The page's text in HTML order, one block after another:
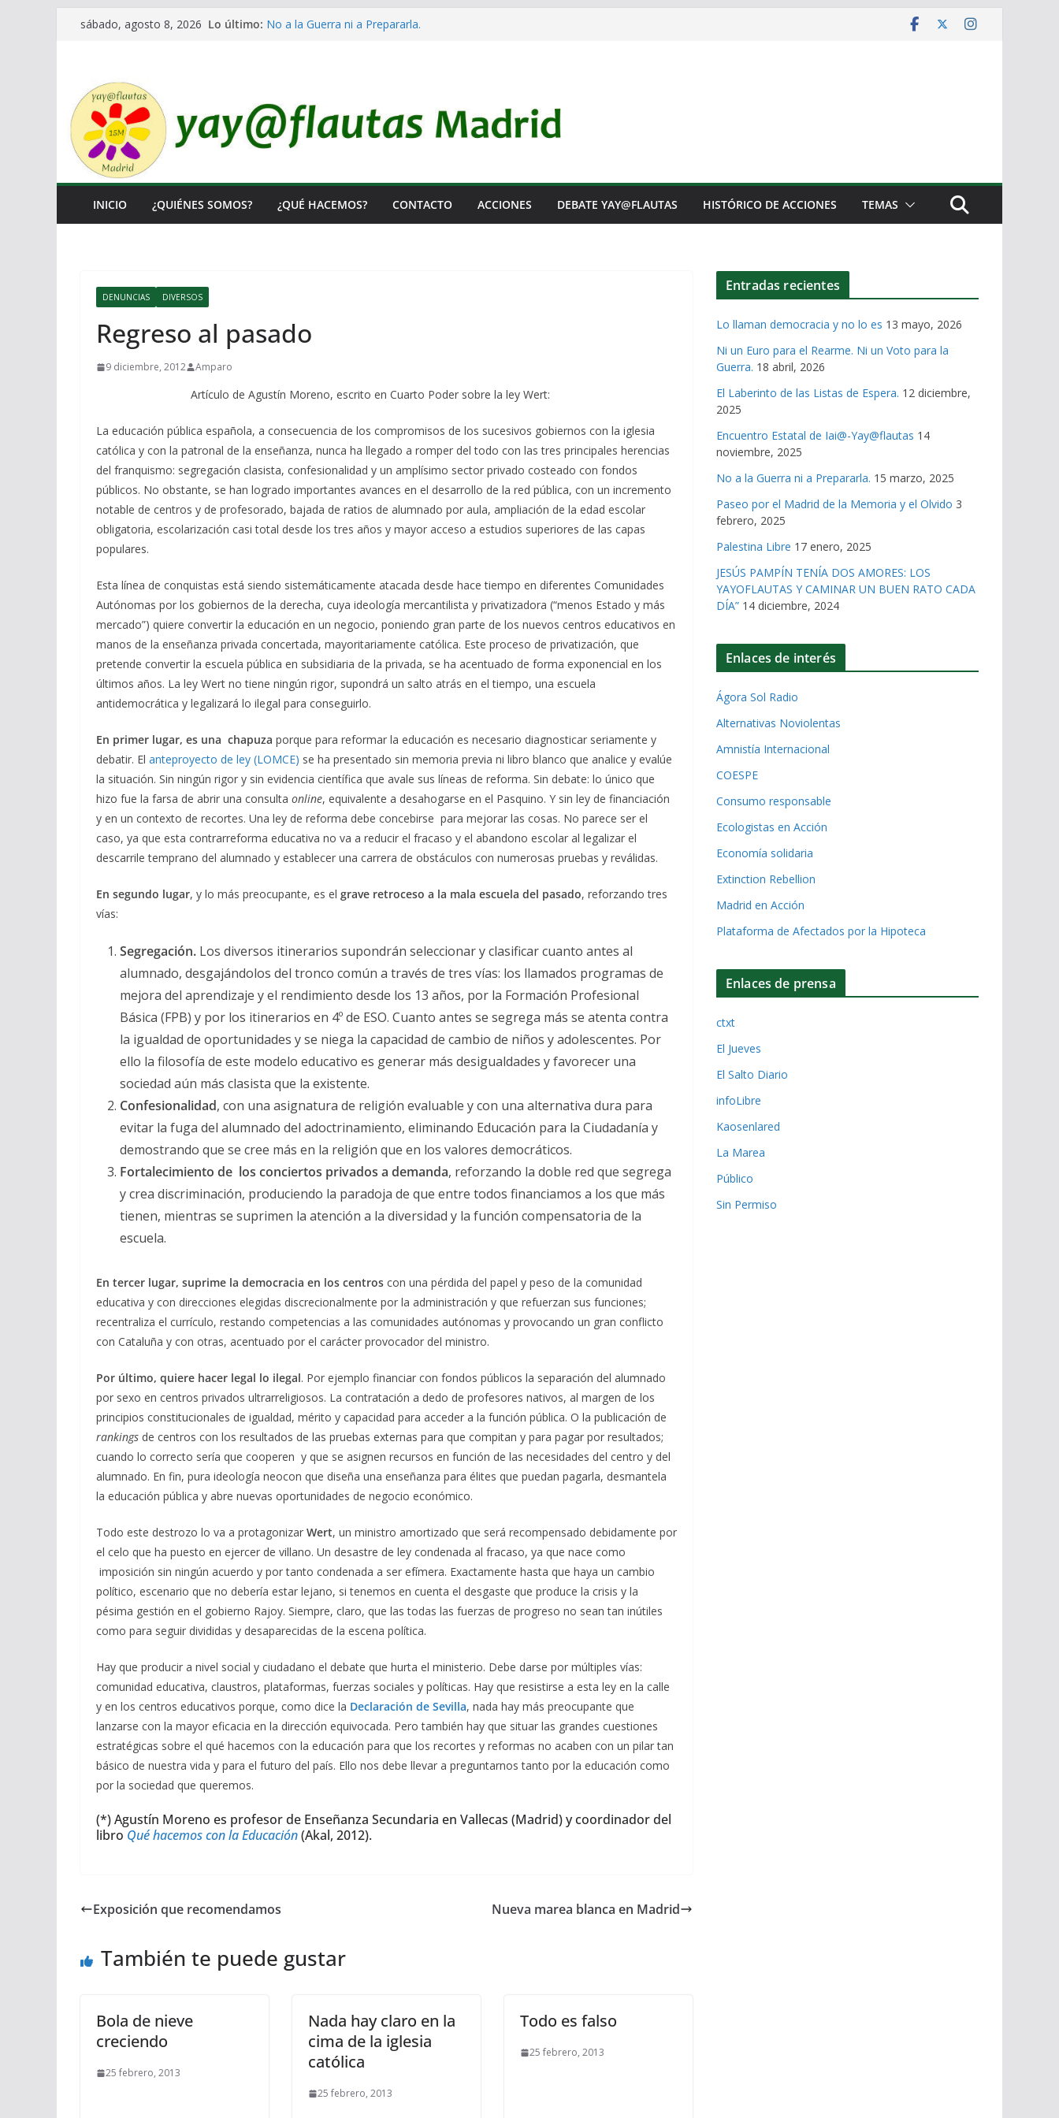
Saltarsábado, agosto 8, 2026 Lo último: No a la Guerra ni a Prepararla.
INICIO ¿QUIÉNES SOMOS? ¿QUÉ HACEMOS? CONTACTO ACCIONES DEBATE YAY@FLAUTAS HISTÓRICO DE ACCIONES TEMAS
DENUNCIAS DIVERSOS
Regreso al pasado
9 diciembre, 2012 Amparo
Artículo de Agustín Moreno, escrito en Cuarto Poder sobre la ley Wert:
La educación pública española, a consecuencia de los compromisos de los sucesivos gobiernos con la iglesia
católica y con la patronal de la enseñanza, nunca ha llegado a romper del todo con las tres principales herencias
del franquismo: segregación clasista, confesionalidad y un amplísimo sector privado costeado con fondos
públicos. No obstante, se han logrado importantes avances en el desarrollo de la red pública, con un incremento
notable de centros y de profesorado, bajada de ratios de alumnado por aula, ampliación de la edad escolar
obligatoria, escolarización casi total desde los tres años y mayor acceso a estudios superiores de las capas
populares.
Esta línea de conquistas está siendo sistemáticamente atacada desde hace tiempo en diferentes Comunidades
Autónomas por los gobiernos de la derecha, cuya ideología mercantilista y privatizadora (“menos Estado y más
mercado”) quiere convertir la educación en un negocio, poniendo gran parte de los nuevos centros educativos en
manos de la enseñanza privada concertada, mayoritariamente católica. Este proceso de privatización, que
pretende convertir la escuela pública en subsidiaria de la privada, se ha acentuado de forma exponencial en los
últimos años. La ley Wert no tiene ningún rigor, supondrá un salto atrás en el tiempo, una escuela
antidemocrática y legalizará lo ilegal para conseguirlo.
En primer lugar, es una chapuza porque para reformar la educación es necesario diagnosticar seriamente y
debatir. El anteproyecto de ley (LOMCE) se ha presentado sin memoria previa ni libro blanco que analice y evalúe
la situación. Sin ningún rigor y sin evidencia científica que avale sus líneas de reforma. Sin debate: lo único que
hizo fue la farsa de abrir una consulta online, equivalente a desahogarse en el Pasquino. Y sin ley de financiación
y en un contexto de recortes. Una ley de reforma debe concebirse para mejorar las cosas. No parece ser el
caso, ya que esta contrarreforma educativa no va a reducir el fracaso y el abandono escolar al legalizar el
descarrile temprano del alumnado y establecer una carrera de obstáculos con numerosas pruebas y reválidas.
En segundo lugar, y lo más preocupante, es el grave retroceso a la mala escuela del pasado, reforzando tres
vías:
Segregación. Los diversos itinerarios supondrán seleccionar y clasificar cuanto antes al
alumnado, desgajándolos del tronco común a través de tres vías: los llamados programas de
mejora del aprendizaje y el rendimiento desde los 13 años, por la Formación Profesional
Básica (FPB) y por los itinerarios en 4º de ESO. Cuanto antes se segrega más se atenta contra
la igualdad de oportunidades y se niega la capacidad de cambio de niños y adolescentes. Por
ello la filosofía de este modelo educativo es generar más desigualdades y favorecer una
sociedad aún más clasista que la existente.
Confesionalidad, con una asignatura de religión evaluable y con una alternativa dura para
evitar la fuga del alumnado del adoctrinamiento, eliminando Educación para la Ciudadanía y
demostrando que se cree más en la religión que en los valores democráticos.
Fortalecimiento de los conciertos privados a demanda, reforzando la doble red que segrega
y crea discriminación, produciendo la paradoja de que entre todos financiamos a los que más
tienen, mientras se suprimen la atención a la diversidad y la función compensatoria de la
escuela.
En tercer lugar, suprime la democracia en los centros con una pérdida del papel y peso de la comunidad
educativa y con direcciones elegidas discrecionalmente por la administración y que refuerzan sus funciones;
recentraliza el currículo, restando competencias a las comunidades autónomas y provocando un gran conflicto
con Cataluña y con otras, acentuado por el carácter provocador del ministro.
Por último, quiere hacer legal lo ilegal. Por ejemplo financiar con fondos públicos la separación del alumnado
por sexo en centros privados ultrarreligiosos. La contratación a dedo de profesores nativos, al margen de los
principios constitucionales de igualdad, mérito y capacidad para acceder a la función pública. O la publicación de
rankings de centros con los resultados de las pruebas externas para que compitan y para pagar por resultados;
cuando lo correcto sería que cooperen y que se asignen recursos en función de las necesidades del centro y del
alumnado. En fin, pura ideología neocon que diseña una enseñanza para élites que puedan pagarla, desmantela
la educación pública y abre nuevas oportunidades de negocio económico.
Todo este destrozo lo va a protagonizar Wert, un ministro amortizado que será recompensado debidamente por
el celo que ha puesto en ejercer de villano. Un desastre de ley condenada al fracaso, ya que nace como
imposición sin ningún acuerdo y por tanto condenada a ser efímera. Exactamente hasta que haya un cambio
político, escenario que no debería estar lejano, si tenemos en cuenta el desgaste que produce la crisis y la
pésima gestión en el gobierno Rajoy. Siempre, claro, que las todas las fuerzas de progreso no sean tan inútiles
como para seguir divididas y desaparecidas de la escena política.
Hay que producir a nivel social y ciudadano el debate que hurta el ministerio. Debe darse por múltiples vías:
comunidad educativa, claustros, plataformas, fuerzas sociales y políticas. Hay que resistirse a esta ley en la calle
y en los centros educativos porque, como dice la Declaración de Sevilla, nada hay más preocupante que
lanzarse con la mayor eficacia en la dirección equivocada. Pero también hay que situar las grandes cuestiones
estratégicas sobre el qué hacemos con la educación para que los recortes y reformas no acaben con un pilar tan
básico de nuestra vida y para el futuro del país. Ello nos debe llevar a preguntarnos tanto por la educación como
por la sociedad que queremos.
(*) Agustín Moreno es profesor de Enseñanza Secundaria en Vallecas (Madrid) y coordinador del
libro Qué hacemos con la Educación(Akal, 2012).
Exposición que recomendamos Nueva marea blanca en Madrid
También te puede gustar
Bola de nieve
creciendo
25 febrero, 2013
Nada hay claro en la
cima de la iglesia
católica
25 febrero, 2013
Todo es falso
25 febrero, 2013
Entradas recientes
Lo llaman democracia y no lo es 13 mayo, 2026
Ni un Euro para el Rearme. Ni un Voto para la
Guerra. 18 abril, 2026
El Laberinto de las Listas de Espera. 12 diciembre,
2025
Encuentro Estatal de Iai@-Yay@flautas 14
noviembre, 2025
No a la Guerra ni a Prepararla. 15 marzo, 2025
Paseo por el Madrid de la Memoria y el Olvido 3
febrero, 2025
Palestina Libre 17 enero, 2025
JESÚS PAMPÍN TENÍA DOS AMORES: LOS
YAYOFLAUTAS Y CAMINAR UN BUEN RATO CADA
DÍA” 14 diciembre, 2024
Enlaces de interés
Ágora Sol Radio
Alternativas Noviolentas
Amnistía Internacional
COESPE
Consumo responsable
Ecologistas en Acción
Economía solidaria
Extinction Rebellion
Madrid en Acción
Plataforma de Afectados por la Hipoteca
Enlaces de prensa
ctxt
El Jueves
El Salto Diario
infoLibre
Kaosenlared
La Marea
Público
Sin Permiso